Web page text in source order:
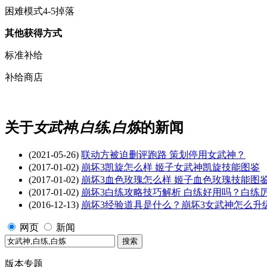
困难模式4-5掉落
其他获得方式
标准补给
补给商店
关于女武神,白练,白炼的新闻
(2021-05-26) 联动方被迫删评跑路 策划停用女武神？
(2017-01-02) 崩坏3凯旋怎么样 姬子女武神凯旋技能图鉴
(2017-01-02) 崩坏3血色玫瑰怎么样 姬子血色玫瑰技能图
(2017-01-02) 崩坏3白练攻略技巧解析 白练好用吗？白练
(2016-12-13) 崩坏3经验道具是什么？崩坏3女武神怎么升
网页 新闻
版本专题